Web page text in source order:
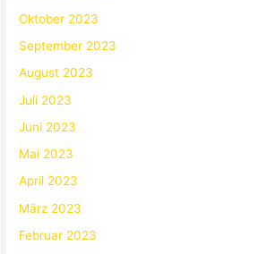
Oktober 2023
September 2023
August 2023
Juli 2023
Juni 2023
Mai 2023
April 2023
März 2023
Februar 2023